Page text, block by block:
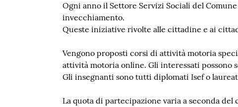
Ogni anno il Settore Servizi Sociali del
invecchiamento.
Queste iniziative rivolte alle cittadine e ai
Vengono proposti corsi di attività motoria
attività motoria online. Gli interessati possono
Gli insegnanti sono tutti diplomati Isef o
La quota di partecipazione varia a seconda